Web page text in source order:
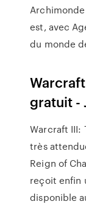
Archimonde
est, avec
du monde
gratuit -
Warcraft III:
très
Reign of
reçoit enfin
disponible